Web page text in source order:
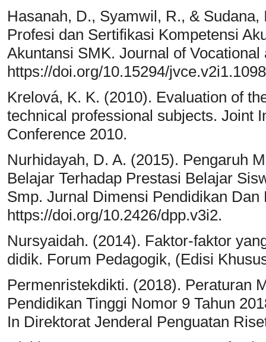
Hasanah, D., Syamwil, R., &
Profesi dan Sertifikasi Kompetensi
Akuntansi SMK. Journal of
https://doi.org/10.15294/
Krelová, K. K. (2010). Evaluation of
technical professional subjects. Joint
Conference 2010.
Nurhidayah, D. A. (2015). Pengaruh
Belajar Terhadap Prestasi Belajar
Smp. Jurnal Dimensi Pendidikan
https://doi.org/10.2426/dpp.v3i2.
Nursyaidah. (2014). Faktor-faktor
didik. Forum Pedagogik, (Edisi
Permenristekdikti. (2018). Peraturan
Pendidikan Tinggi Nomor 9 Tahun
In Direktorat Jenderal Penguatan